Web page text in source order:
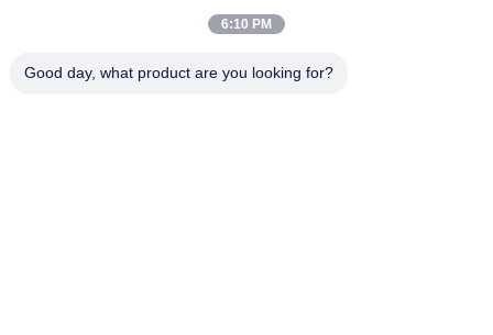
6:10 PM
Good day, what product are you looking for?